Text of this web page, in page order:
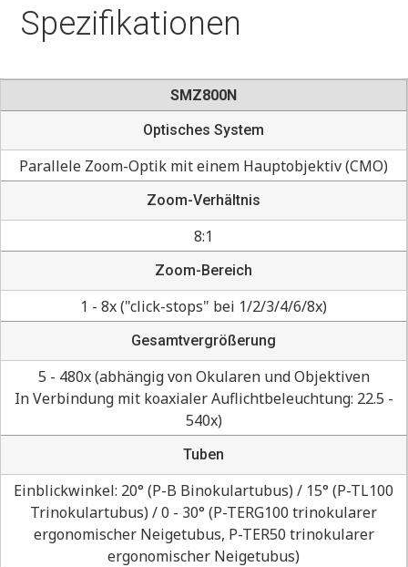
Spezifikationen
SMZ800N
Optisches System
Parallele Zoom-Optik mit einem Hauptobjektiv (CMO)
Zoom-Verhältnis
8:1
Zoom-Bereich
1 - 8x ("click-stops" bei 1/2/3/4/6/8x)
Gesamtvergrößerung
5 - 480x (abhängig von Okularen und Objektiven
In Verbindung mit koaxialer Auflichtbeleuchtung: 22.5 -
540x)
Tuben
Einblickwinkel: 20° (P-B Binokulartubus) / 15° (P-TL100
Trinokulartubus) / 0 - 30° (P-TERG100 trinokularer
ergonomischer Neigetubus, P-TER50 trinokularer
ergonomischer Neigetubus)